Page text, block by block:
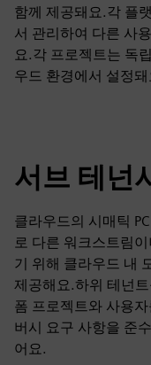
함께 제공돼요.각 플
서 관리하여 다른 사
요.각 프로젝트는 독
우드 환경에서 설정돼
서브 테넌
클라우드의 시매틱
로 다른 워크스트림
기 위해 클라우드 내
제공해요.하위 테넌
폼 프로젝트와 사용
버시 요구 사항을 준
어요.